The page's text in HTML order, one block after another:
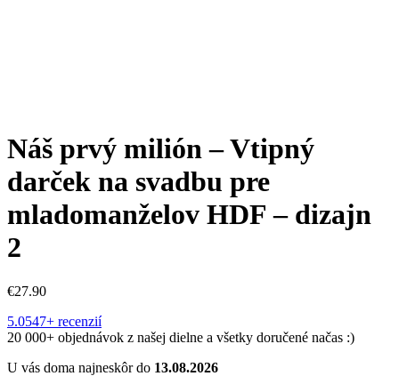
Náš prvý milión – Vtipný
darček na svadbu pre
mladomanželov HDF – dizajn
2
€27.90
5.0547+ recenzií
20 000+ objednávok z našej dielne a všetky doručené načas :)
U vás doma najneskôr do 13.08.2026